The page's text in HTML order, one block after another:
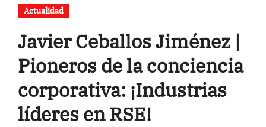
Actualidad
Javier Ceballos Jiménez |
Pioneros de la conciencia
corporativa: ¡Industrias
líderes en RSE!